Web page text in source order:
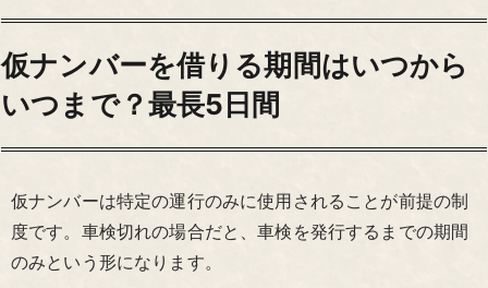
仮ナンバーを借りる期間はいつから
いつまで？最長5日間
仮ナンバーは特定の運行のみに使用されることが前提の制
度です。車検切れの場合だと、車検を発行するまでの期間
のみという形になります。